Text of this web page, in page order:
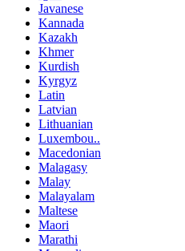
Javanese
Kannada
Kazakh
Khmer
Kurdish
Kyrgyz
Latin
Latvian
Lithuanian
Luxembou..
Macedonian
Malagasy
Malay
Malayalam
Maltese
Maori
Marathi